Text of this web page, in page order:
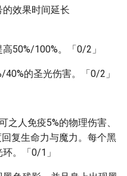
效果时间延长
50%/100%。「0/2」
的圣光伤害。「0/2」
之人免疫5%的物理伤害、
复生命力与魔力。每个黑
。「0/1」